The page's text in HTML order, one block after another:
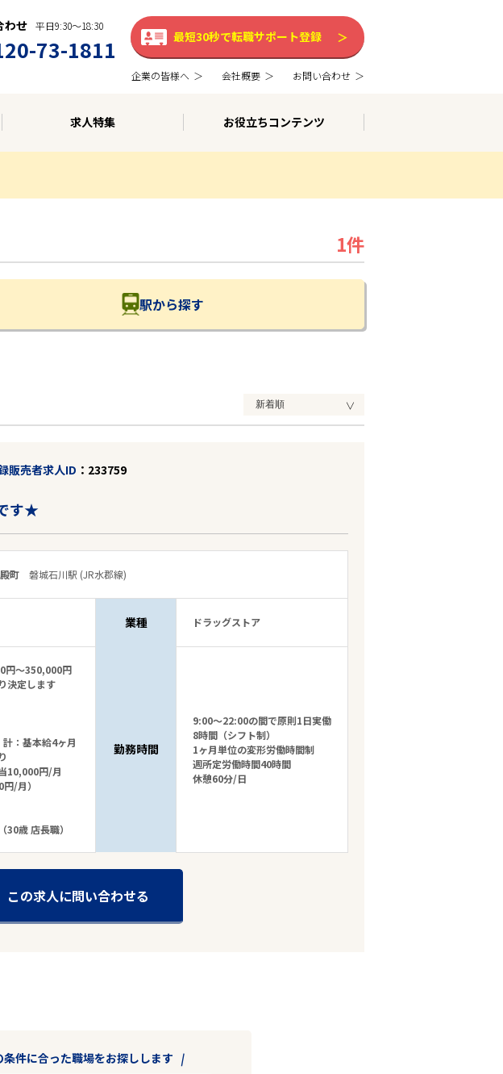
わせ 平日9:30〜18:30
73-1811 最短30秒で転職サポート登録
企業の皆様へ 会社概要 お問い合わせ
求人特集 お役立ちコンテンツ
1件
駅から探す
販売者求人ID 233759
す★
町 磐城石川駅 (JR水郡線)
業種 ドラッグストア
円～350,000円
決定します
：基本給4ヶ月
10,000円/月
/月）
30歳 店長職）
勤務時間
9:00～22:00の間で原則1日実働
8時間（シフト制）
1ヶ月単位の変形労働時間制
週所定労働時間40時間
休憩60分/日
この求人に問い合わせる
条件に合った職場をお探しします